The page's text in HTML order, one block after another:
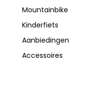
Mountainbike
Kinderfiets
Aanbiedingen
Accessoires